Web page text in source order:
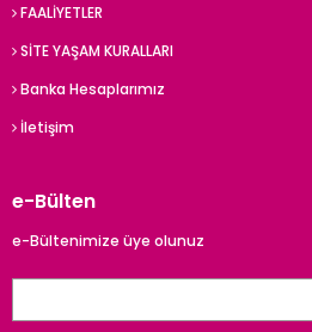
FAALİYETLER
SİTE YAŞAM KURALLARI
Banka Hesaplarımız
İletişim
e-Bülten
e-Bültenimize üye olunuz